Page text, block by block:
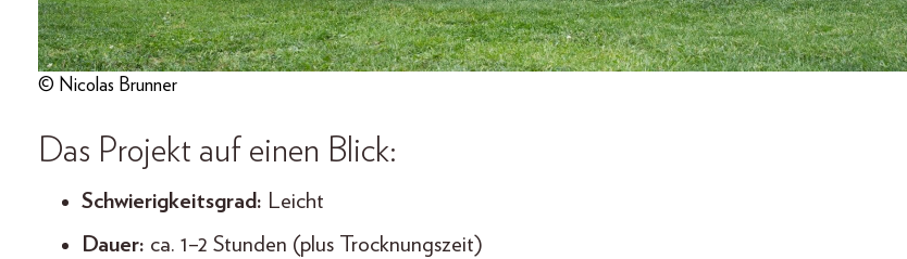
© Nicolas Brunner
Das Projekt auf einen Blick:
Schwierigkeitsgrad: Leicht
Dauer: ca. 1–2 Stunden (plus Trocknungszeit)